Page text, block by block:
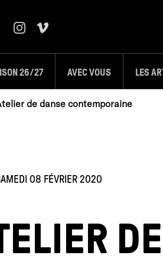
26/27 AVEC VOUS LES
de danse contemporaine
08 FÉVRIER 2020